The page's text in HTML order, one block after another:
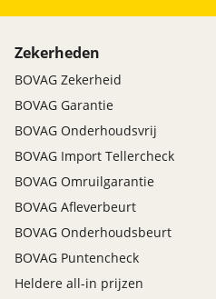
Zekerheden
BOVAG Zekerheid
BOVAG Garantie
BOVAG Onderhoudsvrij
BOVAG Import Tellercheck
BOVAG Omruilgarantie
BOVAG Afleverbeurt
BOVAG Onderhoudsbeurt
BOVAG Puntencheck
Heldere all-in prijzen